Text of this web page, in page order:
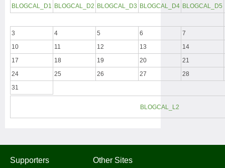
BLOGCAL_D1 BLOGCAL_D2 BLOGCAL_D3 BLOGCAL_D4 BLOGCAL_D5
3 4 5 6
7
10
11 12 13
14
17
18 19 20
21
24
25 26 27
28
31
BLOGCAL_L2
Supporters Other Sites